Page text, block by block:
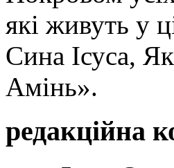
які живуть у
Сина Ісуса,
Амінь».
редакційна